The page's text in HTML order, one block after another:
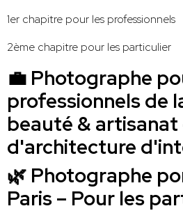
1er chapitre pour les professionnels
2ème chapitre pour les particulier
💼 Photographe
professionnels de
beauté &
d'architecture
🌿 Photographe
Paris – Pour les